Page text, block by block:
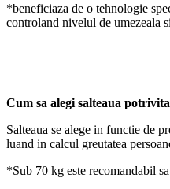
*beneficiaza de o tehnologie
controland nivelul de umezeala
Cum sa alegi salteaua
Salteaua se alege in functie de
luand in calcul greutatea
*Sub 70 kg este recomandabil